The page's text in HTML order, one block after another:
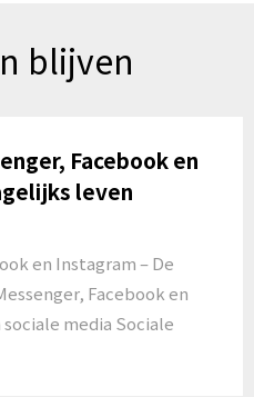
blijven
Facebook en
leven
en Instagram – De
Facebook en
media Sociale